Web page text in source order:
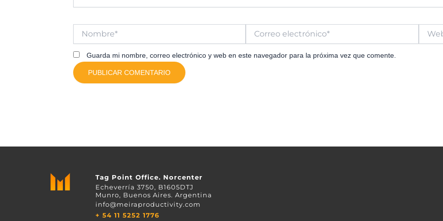
electrónico*
Guarda mi nombre, correo electrónico y web en este navegador para la próxima vez que comente.
Tag Point Office. Norcenter
Echeverría 3750, B1605DTJ
Munro, Buenos Aires. Argentina
info@meiraproductivity.com
+ 54 11 5252 1776